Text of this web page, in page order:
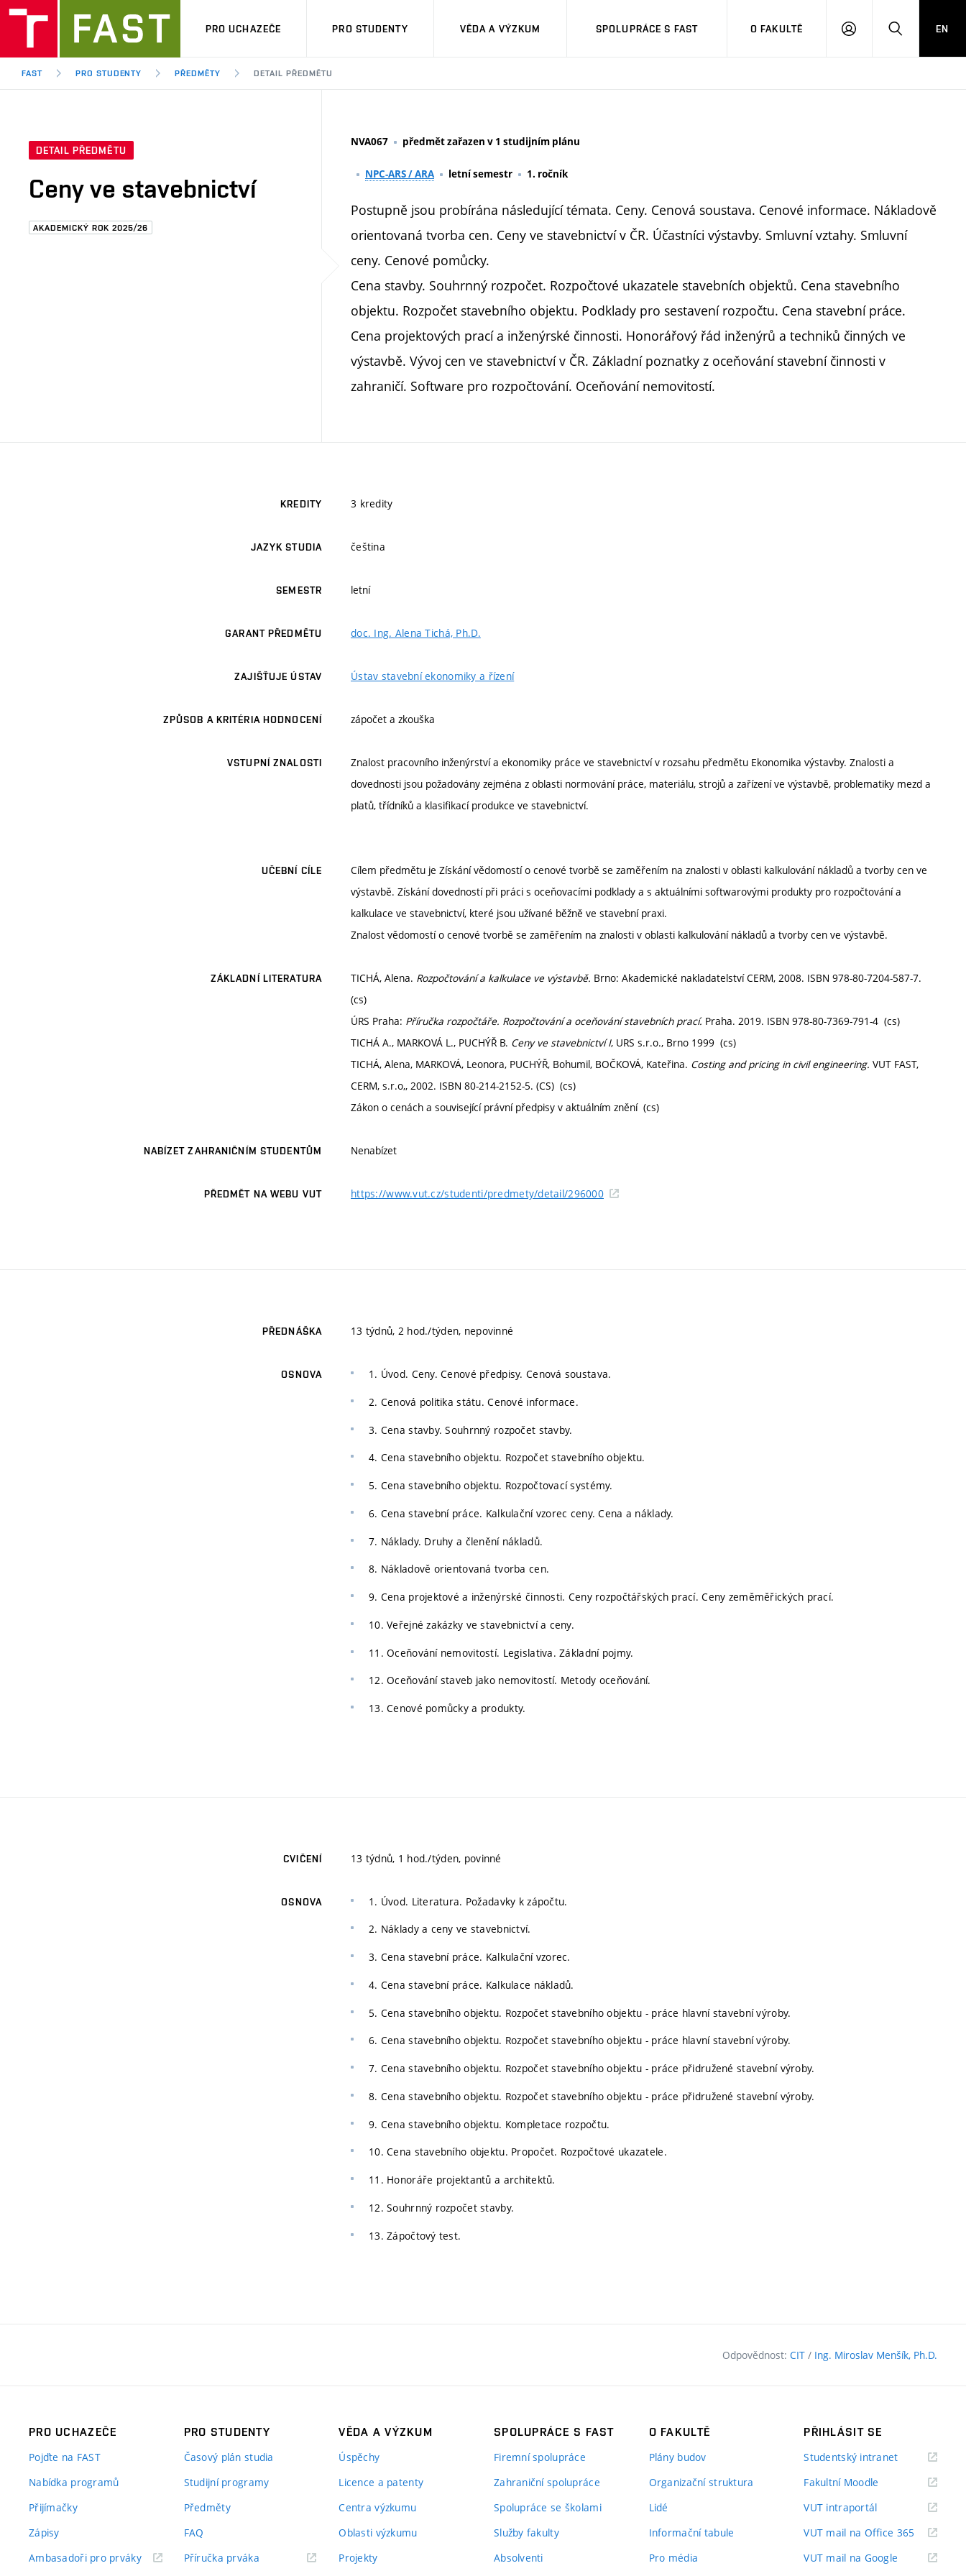
PRO UCHAZEČE PRO STUDENTY VĚDA A VÝZKUM SPOLUPRÁCE S FAST O FAKULTĚ
PŘIHLÁSITHLEDAT
EN
FAST PRO STUDENTY PŘEDMĚTY DETAIL PŘEDMĚTU
DETAIL PŘEDMĚTU
Ceny ve stavebnictví
AKADEMICKÝ ROK 2025/26
NVA067 předmět zařazen v 1 studijním plánu
NPC-ARS / ARA letní semestr 1. ročník
Postupně jsou probírána následující témata. Ceny. Cenová soustava. Cenové informace. Nákladově
orientovaná tvorba cen. Ceny ve stavebnictví v ČR. Účastníci výstavby. Smluvní vztahy. Smluvní
ceny. Cenové pomůcky.
Cena stavby. Souhrnný rozpočet. Rozpočtové ukazatele stavebních objektů. Cena stavebního
objektu. Rozpočet stavebního objektu. Podklady pro sestavení rozpočtu. Cena stavební práce.
Cena projektových prací a inženýrské činnosti. Honorářový řád inženýrů a techniků činných ve
výstavbě. Vývoj cen ve stavebnictví v ČR. Základní poznatky z oceňování stavební činnosti v
zahraničí. Software pro rozpočtování. Oceňování nemovitostí.
KREDITY 3 kredity
JAZYK STUDIA čeština
SEMESTR letní
GARANT PŘEDMĚTU doc. Ing. Alena Tichá, Ph.D.
ZAJIŠŤUJE ÚSTAV Ústav stavební ekonomiky a řízení
ZPŮSOB A KRITÉRIA HODNOCENÍ zápočet a zkouška
VSTUPNÍ ZNALOSTI
Znalost pracovního inženýrství a ekonomiky práce ve stavebnictví v rozsahu předmětu Ekonomika výstavby. Znalosti a
dovednosti jsou požadovány zejména z oblasti normování práce, materiálu, strojů a zařízení ve výstavbě, problematiky mezd a
platů, třídníků a klasifikací produkce ve stavebnictví.
UČEBNÍ CÍLE
Cílem předmětu je Získání vědomostí o cenové tvorbě se zaměřením na znalosti v oblasti kalkulování nákladů a tvorby cen ve
výstavbě. Získání dovedností při práci s oceňovacími podklady a s aktuálními softwarovými produkty pro rozpočtování a
kalkulace ve stavebnictví, které jsou užívané běžně ve stavební praxi.
Znalost vědomostí o cenové tvorbě se zaměřením na znalosti v oblasti kalkulování nákladů a tvorby cen ve výstavbě.
ZÁKLADNÍ LITERATURA TICHÁ, Alena. Rozpočtování a kalkulace ve výstavbě. Brno: Akademické nakladatelství CERM, 2008. ISBN 978-80-7204-587-7.
(cs)
ÚRS Praha: Příručka rozpočtáře. Rozpočtování a oceňování stavebních prací. Praha. 2019. ISBN 978-80-7369-791-4 (cs)
TICHÁ A., MARKOVÁ L., PUCHÝŘ B. Ceny ve stavebnictví I, URS s.r.o., Brno 1999 (cs)
TICHÁ, Alena, MARKOVÁ, Leonora, PUCHÝŘ, Bohumil, BOČKOVÁ, Kateřina. Costing and pricing in civil engineering. VUT FAST,
CERM, s.r.o,, 2002. ISBN 80-214-2152-5. (CS) (cs)
Zákon o cenách a související právní předpisy v aktuálním znění (cs)
NABÍZET ZAHRANIČNÍM STUDENTŮM Nenabízet
PŘEDMĚT NA WEBU VUT https://www.vut.cz/studenti/predmety/detail/296000
PŘEDNÁŠKA 13 týdnů, 2 hod./týden, nepovinné
OSNOVA 1. Úvod. Ceny. Cenové předpisy. Cenová soustava.
2. Cenová politika státu. Cenové informace.
3. Cena stavby. Souhrnný rozpočet stavby.
4. Cena stavebního objektu. Rozpočet stavebního objektu.
5. Cena stavebního objektu. Rozpočtovací systémy.
6. Cena stavební práce. Kalkulační vzorec ceny. Cena a náklady.
7. Náklady. Druhy a členění nákladů.
8. Nákladově orientovaná tvorba cen.
9. Cena projektové a inženýrské činnosti. Ceny rozpočtářských prací. Ceny zeměměřických prací.
10. Veřejné zakázky ve stavebnictví a ceny.
11. Oceňování nemovitostí. Legislativa. Základní pojmy.
12. Oceňování staveb jako nemovitostí. Metody oceňování.
13. Cenové pomůcky a produkty.
CVIČENÍ 13 týdnů, 1 hod./týden, povinné
OSNOVA 1. Úvod. Literatura. Požadavky k zápočtu.
2. Náklady a ceny ve stavebnictví.
3. Cena stavební práce. Kalkulační vzorec.
4. Cena stavební práce. Kalkulace nákladů.
5. Cena stavebního objektu. Rozpočet stavebního objektu - práce hlavní stavební výroby.
6. Cena stavebního objektu. Rozpočet stavebního objektu - práce hlavní stavební výroby.
7. Cena stavebního objektu. Rozpočet stavebního objektu - práce přidružené stavební výroby.
8. Cena stavebního objektu. Rozpočet stavebního objektu - práce přidružené stavební výroby.
9. Cena stavebního objektu. Kompletace rozpočtu.
10. Cena stavebního objektu. Propočet. Rozpočtové ukazatele.
11. Honoráře projektantů a architektů.
12. Souhrnný rozpočet stavby.
13. Zápočtový test.
Odpovědnost: CIT / Ing. Miroslav Menšík, Ph.D.
PRO UCHAZEČE
Pojďte na FAST
Nabídka programů
Přijímačky
Zápisy
Ambasadoři pro prváky(externí
PRO STUDENTY
Časový plán studia
Studijní programy
Předměty
FAQ
Příručka prváka(externí
VĚDA A VÝZKUM
Úspěchy
Licence a patenty
Centra výzkumu
Oblasti výzkumu
Projekty
SPOLUPRÁCE S FAST
Firemní spolupráce
Zahraniční spolupráce
Spolupráce se školami
Služby fakulty
Absolventi
O FAKULTĚ
Plány budov
Organizační struktura
Lidé
Informační tabule
Pro média
PŘIHLÁSIT SE
Studentský intranet(externí
Fakultní Moodle
VUT intraportál(externí
VUT mail na Office 365 (externí
odkaz)
VUT mail na Google (externí